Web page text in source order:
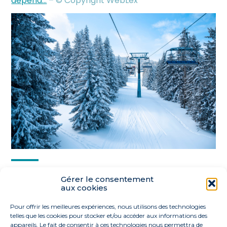
Gérer le consentement
aux cookies
Pour offrir les meilleures expériences, nous utilisons des technologies
telles que les cookies pour stocker et/ou accéder aux informations des
appareils. Le fait de consentir à ces technologies nous permettra de
FaceBook
TwitterLinkedIn